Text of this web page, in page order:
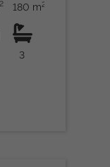
2 180 m2
3